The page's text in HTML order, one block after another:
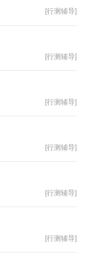
[行测辅导]
[行测辅导]
[行测辅导]
[行测辅导]
[行测辅导]
[行测辅导]